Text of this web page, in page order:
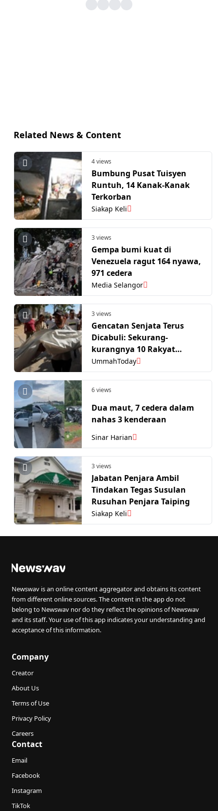
Related News & Content
4 views
Bumbung Pusat Tuisyen
Runtuh, 14 Kanak-Kanak
Terkorban
Siakap Keli
3 views
Gempa bumi kuat di
Venezuela ragut 164 nyawa,
971 cedera
Media Selangor
3 views
Gencatan Senjata Terus
Dicabuli: Sekurang-
kurangnya 10 Rakyat
Palestin Termasuk Kanak-
kanak Terkorban Di Gaza
UmmahToday
6 views
Dua maut, 7 cedera dalam
nahas 3 kenderaan
Sinar Harian
3 views
Jabatan Penjara Ambil
Tindakan Tegas Susulan
Rusuhan Penjara Taiping
Siakap Keli
Newswav is an online content aggregator and obtains its content
from different online sources. The content in the app do not
belong to Newswav nor do they reflect the opinions of Newswav
and its staff. Your use of this app indicates your understanding and
acceptance of this information.
Company
Creator
About Us
Terms of Use
Privacy Policy
Careers
Contact
Email
Facebook
Instagram
TikTok